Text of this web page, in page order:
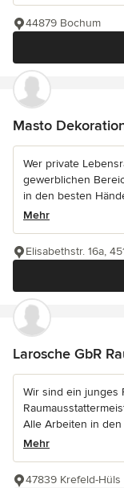
44879 Bochum
Masto
Wer private
gewerblichen
in den besten
Mehr
Elisabethstr. 16a,
Larosche GbR
Wir sind ein junges
Alle Arbeiten in den
Mehr
47839 Krefeld-Hüls